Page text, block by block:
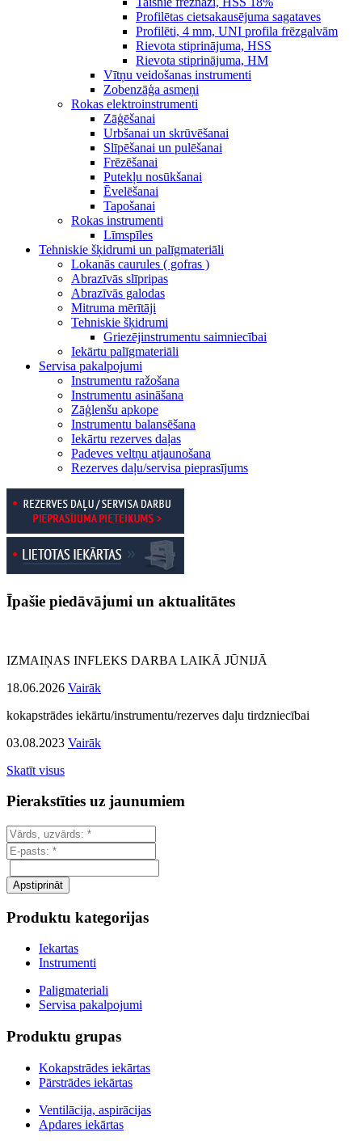
Profilētas cietsakausējuma sagataves
Profilēti, 4 mm, UNI profila frēzgalvām
Rievota stiprinājuma, HSS
Rievota stiprinājuma, HM
Vītņu veidošanas instrumenti
Zobenzāģa asmeņi
Rokas elektroinstrumenti
Zāģēšanai
Urbšanai un skrūvēšanai
Slīpēšanai un pulēšanai
Frēzēšanai
Putekļu nosūkšanai
Ēvelēšanai
Tapošanai
Rokas instrumenti
Līmspīles
Tehniskie šķidrumi un palīgmateriāli
Lokanās caurules ( gofras )
Abrazīvās slīpripas
Abrazīvās galodas
Mitruma mērītāji
Tehniskie šķidrumi
Griezējinstrumentu saimniecībai
Iekārtu palīgmateriāli
Servisa pakalpojumi
Instrumentu ražošana
Instrumentu asināšana
Zāģlenšu apkope
Instrumentu balansēšana
Iekārtu rezerves daļas
Padeves veltņu atjaunošana
Rezerves daļu/servisa pieprasījums
Īpašie piedāvājumi un aktualitātes
IZMAIŅAS INFLEKS DARBA LAIKĀ JŪNIJĀ
18.06.2026 Vairāk
kokapstrādes iekārtu/instrumentu/rezerves daļu tirdzniecībai
03.08.2023 Vairāk
Skatīt visus
Pierakstīties uz jaunumiem
Produktu kategorijas
Iekartas
Instrumenti
Paligmateriali
Servisa pakalpojumi
Produktu grupas
Kokapstrādes iekārtas
Pārstrādes iekārtas
Ventilācija, aspirācijas
Apdares iekārtas